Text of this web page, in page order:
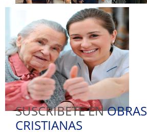
SUSCRIBETE ENOBRAS
CRISTIANAS